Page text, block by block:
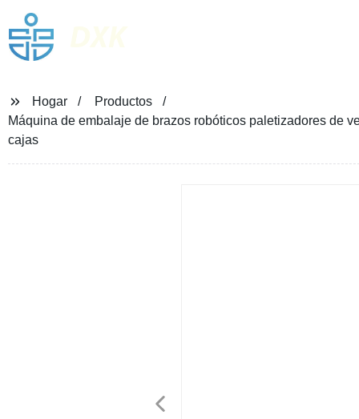
Hogar
Productos
Máquina de embalaje de brazos robóticos paletizadores de
cajas